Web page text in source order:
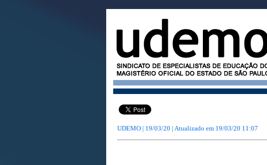
UDEMO | 19/03/20 | Atualizado em 19/03/20 11:07